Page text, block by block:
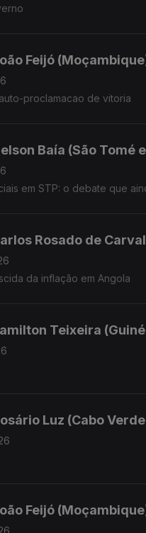
Feijó
proclamacao de vitoria
Baía (São Tomé
em STP: o debate que
Rosado de
da inflação em Angola
Teixeira
Luz (Cabo
Feijó